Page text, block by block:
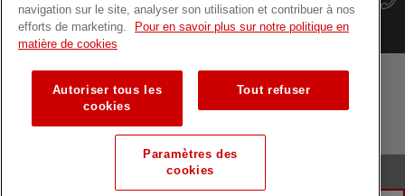
Geschäftsbedingungen
Seitenübersicht
Fortbildungen für Fachkräfte
© Luxemburger Rotes Kreuz
navigation sur le site, analyser son utilisation et contribuer à nos
efforts de marketing.
Pour en savoir plus sur notre politique en
matière de cookies
Autoriser tous les
cookies
Tout refuser
Paramètres des
cookies